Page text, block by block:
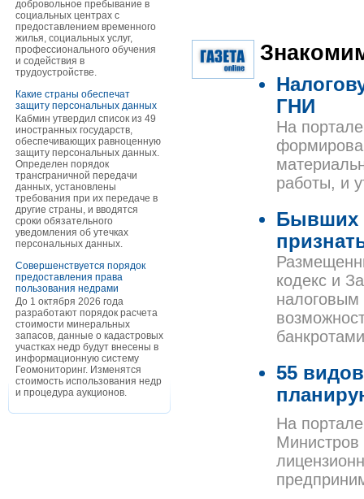
добровольное пребывание в
социальных центрах с
предоставлением временного
жилья, социальных услуг,
профессионального обучения
и содействия в
трудоустройстве.
Какие страны обеспечат
защиту персональных данных
Кабмин утвердил список из 49
иностранных государств,
обеспечивающих равноценную
защиту персональных данных.
Определен порядок
трансграничной передачи
данных, установлены
требования при их передаче в
другие страны, и вводятся
сроки обязательного
уведомления об утечках
персональных данных.
Совершенствуется порядок
предоставления права
пользования недрами
До 1 октября 2026 года
разработают порядок расчета
стоимости минеральных
запасов, данные о кадастровых
участках недр будут внесены в
информационную систему
Геомониторинг. Изменятся
стоимость использования недр
и процедура аукционов.
ГНИ
На
работы, и
Бывших
кодекс и
налоговым
55
На